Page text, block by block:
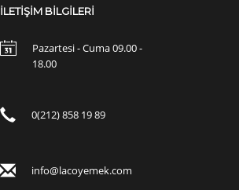
İLETİŞİM BİLGİLERİ
Pazartesi - Cuma 09.00 -
18.00
0(212) 858 19 89
info@lacoyemek.com